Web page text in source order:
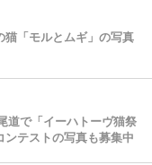
猫「モルとムギ」の写真
道で「イーハトーヴ猫祭
ンテストの写真も募集中